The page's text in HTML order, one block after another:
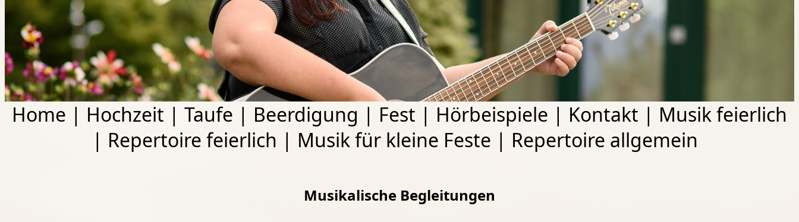
Home | Hochzeit | Taufe | Beerdigung | Fest | Hörbeispiele | Kontakt | Musik feierlich
| Repertoire feierlich | Musik für kleine Feste | Repertoire allgemein
Musikalische Begleitungen